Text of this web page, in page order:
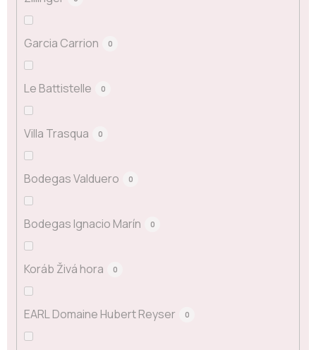
Garcia Carrion 0
Le Battistelle 0
Villa Trasqua 0
Bodegas Valduero 0
Bodegas Ignacio Marín 0
Koráb Živá hora 0
EARL Domaine Hubert Reyser 0